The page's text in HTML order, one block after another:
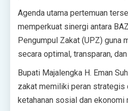
Agenda utama pertemuan
memperkuat sinergi antara
Pengumpul Zakat (UPZ) guna
secara optimal, transparan,
Bupati Majalengka H. Eman
zakat memiliki peran strategis
ketahanan sosial dan ekonomi